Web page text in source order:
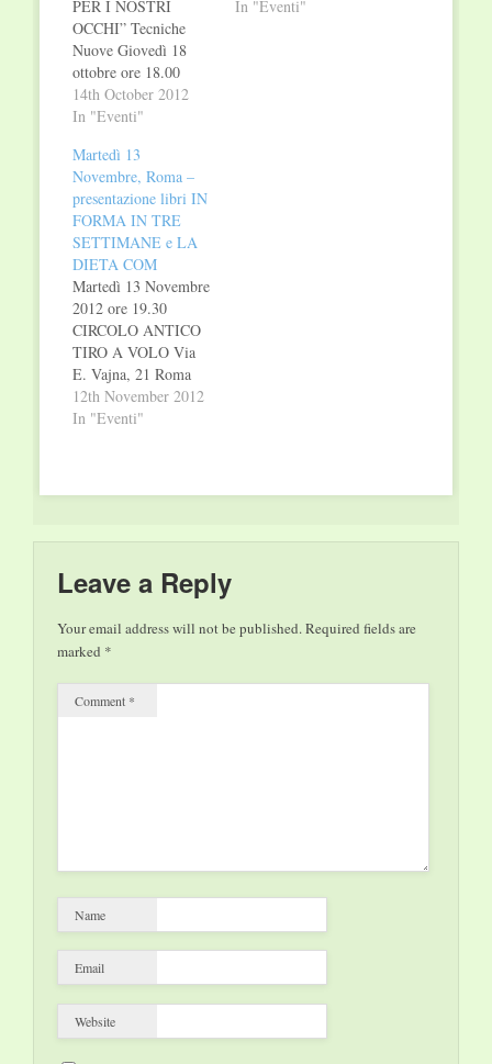
PER I NOSTRI
OCCHI” Tecniche
Nuove Giovedì 18
ottobre ore 18.00
CENTRO
BOTANICO Via
Milano IL
BENESSERE PER I
NOSTRI OCCHI
Consigli, indicazioni,
terapie a 360 gradi per
l'organo della vista di
Massimo C. G.
Ferrari, Rosi Angela
Coerezza La
medicina
tradizionale…
14th October 2012
In "Eventi"
In "Eventi"
Martedì 13
Novembre, Roma –
presentazione libri IN
FORMA IN TRE
SETTIMANE e LA
DIETA COM
Martedì 13 Novembre
2012 ore 19.30
CIRCOLO ANTICO
TIRO A VOLO Via
E. Vajna, 21 Roma
Saranno presenti gli
autori Introdurrà
potenziale innato di
Adolfo Panfili, Valeria
contiene un…
12th November 2012
In "Eventi"
Leave a Reply
Your email address will not be published.Required fields are
marked *
Comment *
Name
Email
Website